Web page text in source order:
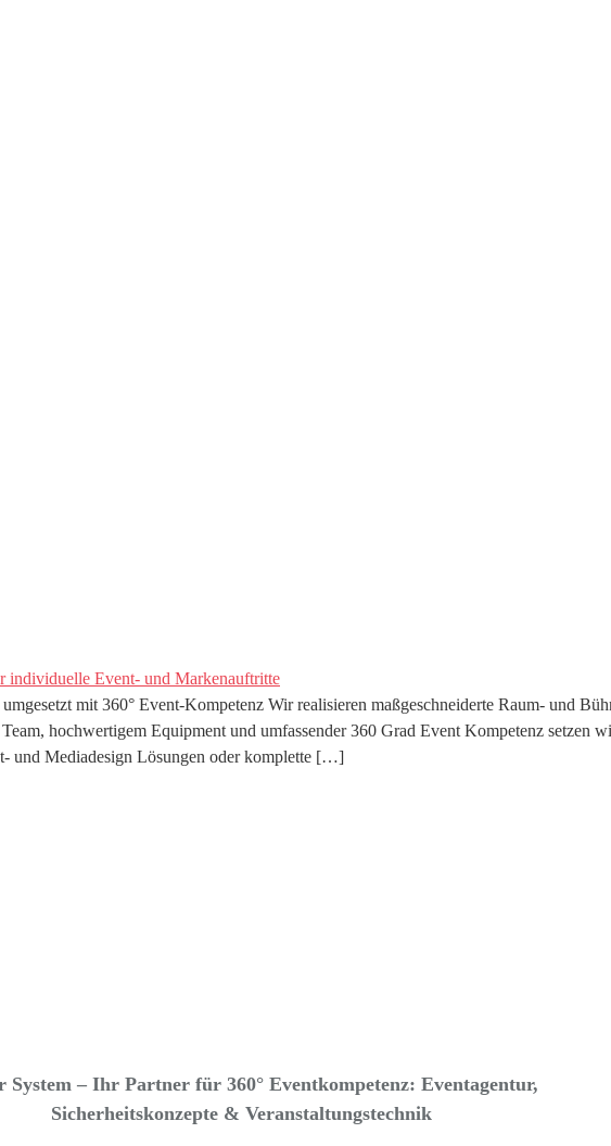
mit 360° Event-Kompetenz Wir realisieren maßgeschneiderte Raum- und
hochwertigem Equipment und umfassender 360 Grad Event Kompetenz setzen
und Mediadesign Lösungen oder komplette […]
System – Ihr Partner für 360° Eventkompetenz: Eventagentur,
Sicherheitskonzepte & Veranstaltungstechnik